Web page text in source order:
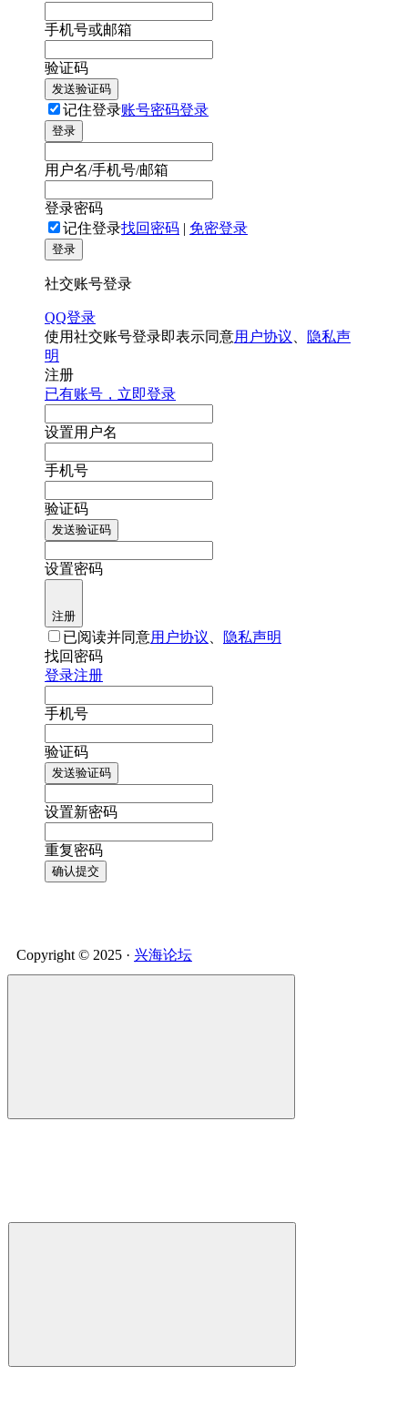
手机号或邮箱
验证码
发送验证码
记住登录账号密码登录
登录
用户名/手机号/邮箱
登录密码
记住登录找回密码 | 免密登录
登录
社交账号登录
QQ登录
使用社交账号登录即表示同意用户协议
隐私声
明
注册
已有账号，立即登录
设置用户名
手机号
验证码
发送验证码
设置密码
注册
已阅读并同意用户协议
隐私声明
找回密码
登录注册
手机号
验证码
发送验证码
设置新密码
重复密码
确认提交
Copyright © 2025 · 兴海论坛